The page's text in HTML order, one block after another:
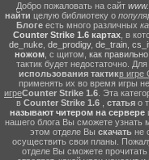
Добро пожаловать на сайт
найти целую библиотеку о
Блоге есть много различных
Counter Strike 1.6 картах, в
de_nuke, de_prodigy, de_train,
ножом , с щитом, как
тактик будет недостаточно.
использования тактикв игре
применять их во время игры
игреCounter Strike 1.6 . Эта
в Counter Strike 1.6 статья о
называют читером на сервере
нашего блога Вы сможете узнать
этом отделе Вы скачатьне
осуществить свои планы.
отделе Вы сможете прочитать